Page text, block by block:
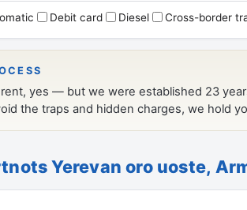
Yerevan oro uoste,